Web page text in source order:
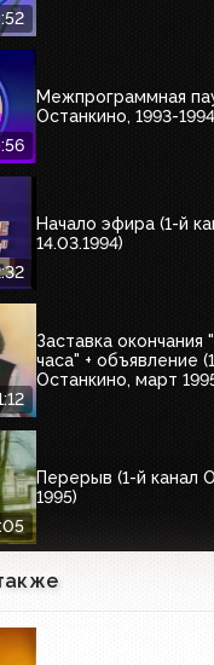
Межпрограммная
Останкино, 1993-
Начало эфира (1-й
14.03.1994)
Заставка окончания
часа" + объявление
Останкино, март
Перерыв (1-й канал
1995)